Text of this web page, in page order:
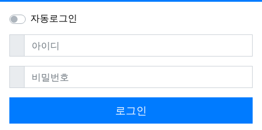
자동로그인
아이디필수
비밀번호필수
로그인